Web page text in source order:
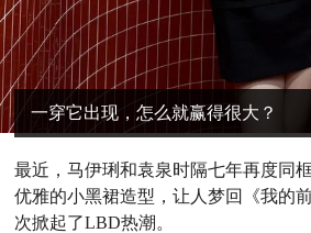
一穿它出现，怎么就赢得很大？
最近，马伊琍和袁泉时隔七年再度同
优雅的小黑裙造型，让人梦回《我的
次掀起了LBD热潮。